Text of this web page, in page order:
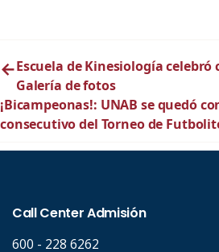
←Escuela de Kinesiología celebró
Galería de fotos
¡Bicampeonas!: UNAB se quedó
consecutivo del Torneo de